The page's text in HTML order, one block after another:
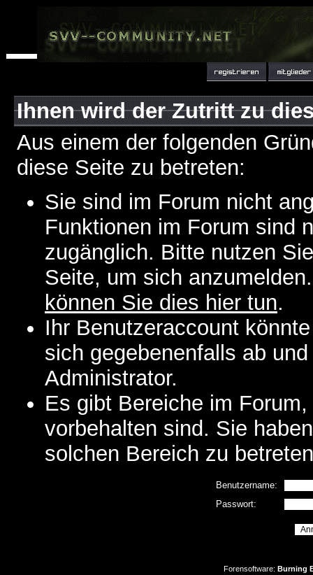
Ihnen wird der Zutritt zu
Aus einem der folgenden
diese Seite zu betreten:
Sie sind im Forum nicht
Funktionen im Forum sind
zugänglich. Bitte nutzen
Seite, um sich
können Sie dies hier tun.
Ihr Benutzeraccount
sich gegebenenfalls ab
Administrator.
Es gibt Bereiche im
vorbehalten sind. Sie
solchen Bereich zu
Benutzername:
Passwort:
Forensoftware: Burning